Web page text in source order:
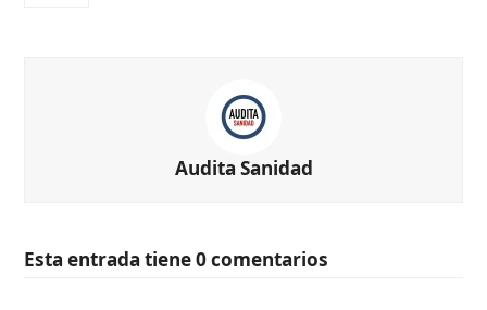
Audita Sanidad
Esta entrada tiene 0 comentarios